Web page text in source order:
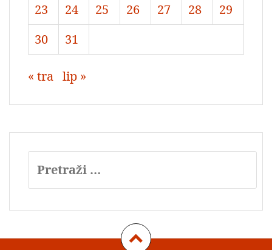
23
24 25 26 27 28
29
30
31
« tra lip »